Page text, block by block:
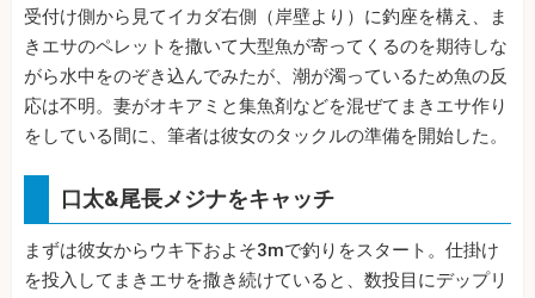
受付け側から見てイカダ右側（岸壁より）に釣座を構え、ま
きエサのペレットを撒いて大型魚が寄ってくるのを期待しな
がら水中をのぞき込んでみたが、潮が濁っているため魚の反
応は不明。妻がオキアミと集魚剤などを混ぜてまきエサ作り
をしている間に、筆者は彼女のタックルの準備を開始した。
口太&尾長メジナをキャッチ
まずは彼女からウキ下およそ3mで釣りをスタート。仕掛け
を投入してまきエサを撒き続けていると、数投目にデップリ